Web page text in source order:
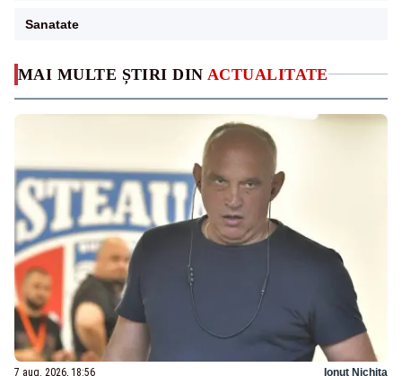
MAI MULTE ȘTIRI DIN ACTUALITATE
7 aug. 2026, 18:56 Ionuț Nichita
Sanatate